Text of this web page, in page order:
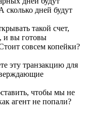
сколько дней будут
такой счет,
и вы готовы
совсем копейки?
эту транзакцию для
чтобы мы не
агент не попали?